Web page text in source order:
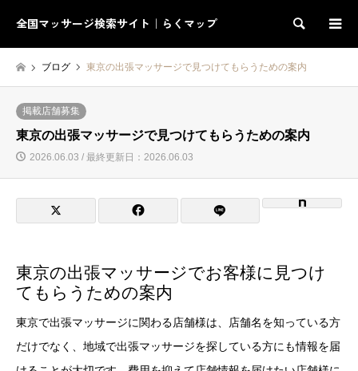
全国マッサージ検索サイト｜らくマップ 検索
ブログ 東京の出張マッサージで見つけてもらうための案内
掲載店舗募集
東京の出張マッサージで見つけてもらうための案内
2026.06.03 / 最終更新日：2026.06.03
東京の出張マッサージでお客様に見つけ
てもらうための案内
東京で出張マッサージに関わる店舗様は、店舗名を知っている方
だけでなく、地域で出張マッサージを探している方にも情報を届